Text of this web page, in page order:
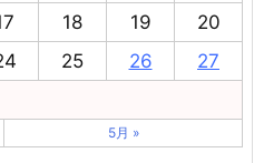
18 19
20
25 26
27
5月 »